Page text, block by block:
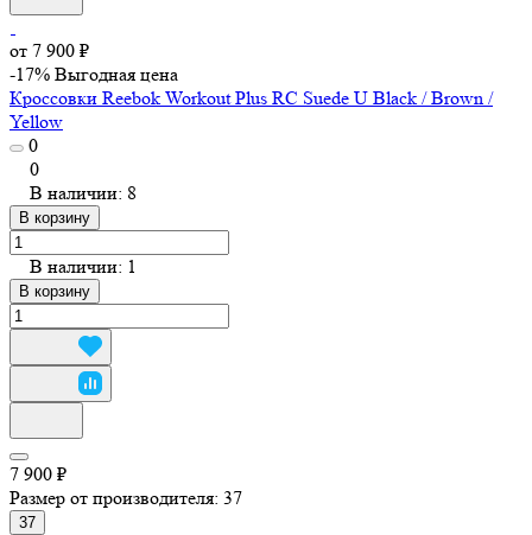
от 7 900 ₽
-17% Выгодная цена
Кроссовки Reebok Workout Plus RC Suede U Black / Brown /
Yellow
0
0
В наличии: 8
В корзину
В наличии: 1
В корзину
7 900 ₽
Размер от производителя: 37
37